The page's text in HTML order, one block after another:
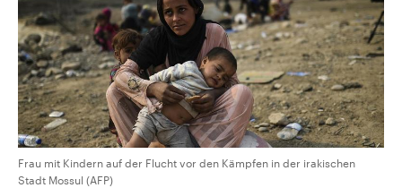
Frau mit Kindern auf der Flucht vor den Kämpfen in der irakischen
Stadt Mossul (AFP)